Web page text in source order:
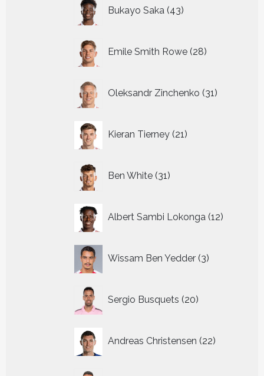
Bukayo Saka 43
producten
Emile Smith Rowe 28
producten
Oleksandr Zinchenko 31
producten
Kieran Tierney 21
producten
Ben White 31
producten
Albert Sambi Lokonga 12
Wissam Ben Yedder 3
producten
Sergio Busquets 20
producten
Andreas Christensen 22
producten